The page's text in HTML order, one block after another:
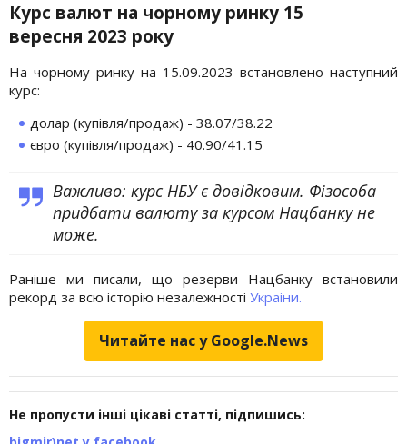
Курс валют на чорному ринку 15
вересня 2023 року
На чорному ринку на 15.09.2023 встановлено наступний
курс:
долар (купівля/продаж) - 38.07/38.22
євро (купівля/продаж) - 40.90/41.15
Важливо: курс НБУ є довідковим. Фізособа
придбати валюту за курсом Нацбанку не
може.
Раніше ми писали, що резерви Нацбанку встановили
рекорд за всю історію незалежності Украіни.
Читайте нас у Google.News
Не пропусти інші цікаві статті, підпишись: